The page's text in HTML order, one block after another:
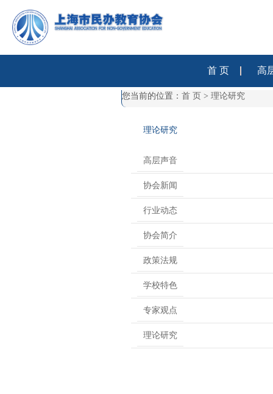
首 页 高
您当前的位置： 首 页 > 理论研究
理论研究
高层声音
协会新闻
行业动态
协会简介
政策法规
学校特色
专家观点
理论研究